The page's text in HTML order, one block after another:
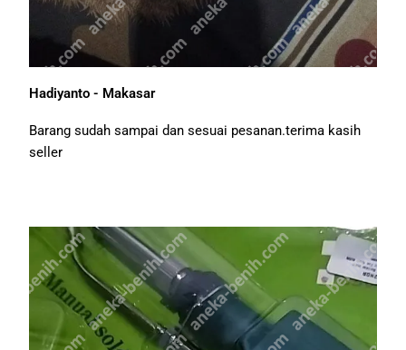
Hadiyanto - Makasar
Barang sudah sampai dan sesuai pesanan.terima kasih
seller